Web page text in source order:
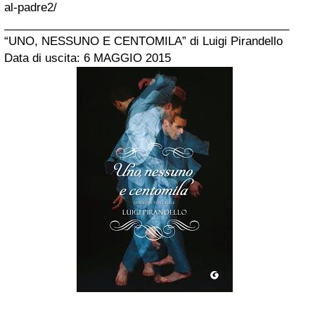
al-padre2/
“UNO, NESSUNO E CENTOMILA” di Luigi Pirandello
Data di uscita: 6 MAGGIO 2015